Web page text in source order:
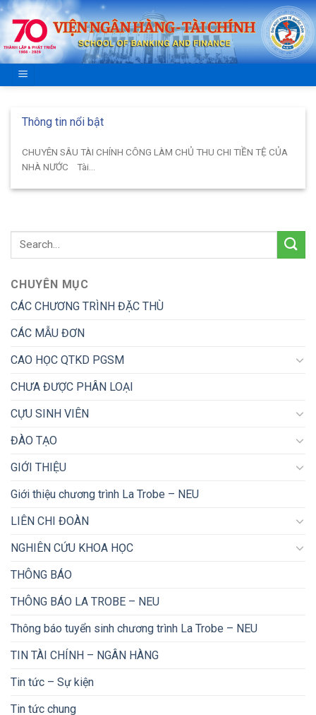
Skip
content
Thông tin nổi bật
CHUYÊN SÂU TÀI CHÍNH CÔNG LÀM CHỦ THU CHI TIỀN TỆ CỦA
NHÀ NƯỚC Tài...
CHUYÊN MỤC
CÁC CHƯƠNG TRÌNH ĐẶC THÙ
CÁC MẪU ĐƠN
CAO HỌC QTKD PGSM
CHƯA ĐƯỢC PHÂN LOẠI
CỰU SINH VIÊN
ĐÀO TẠO
GIỚI THIỆU
Giới thiệu chương trình La Trobe – NEU
LIÊN CHI ĐOÀN
NGHIÊN CỨU KHOA HỌC
THÔNG BÁO
THÔNG BÁO LA TROBE – NEU
Thông báo tuyển sinh chương trình La Trobe – NEU
TIN TÀI CHÍNH – NGÂN HÀNG
Tin tức – Sự kiện
Tin tức chung